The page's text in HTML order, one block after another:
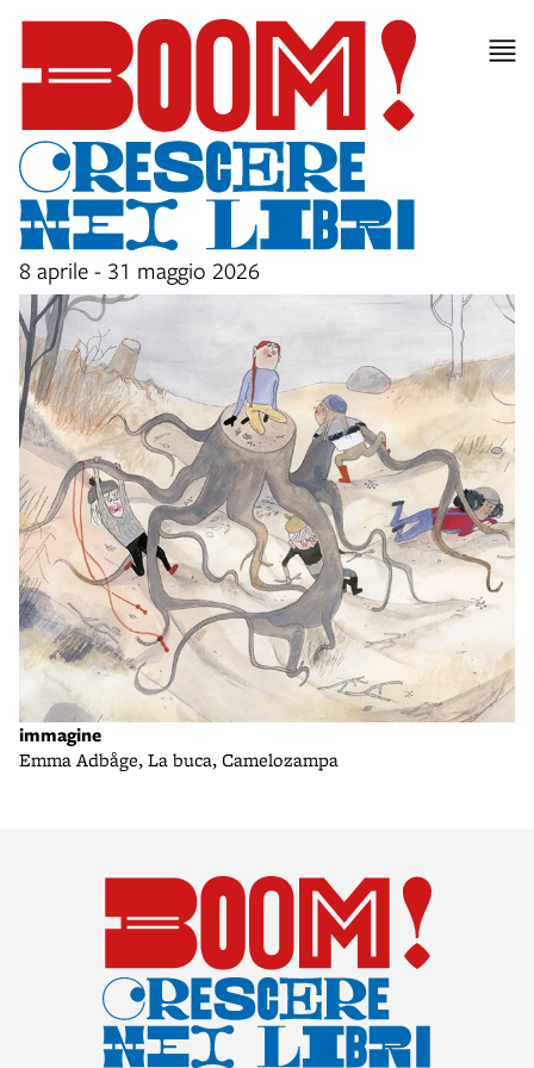
8 aprile - 31 maggio 2026
immagine
Emma Adbåge, La buca, Camelozampa